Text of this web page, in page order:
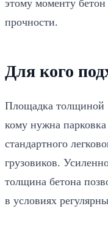
шагом20×20 см.
фиксаторах на
Заливаем
вибратором для
виброрейкой и
оптимальный
этому моменту
прочности.
Для кого
Площадка толщиной
кому нужна
стандартного
грузовиков.
толщина бетона
в условиях